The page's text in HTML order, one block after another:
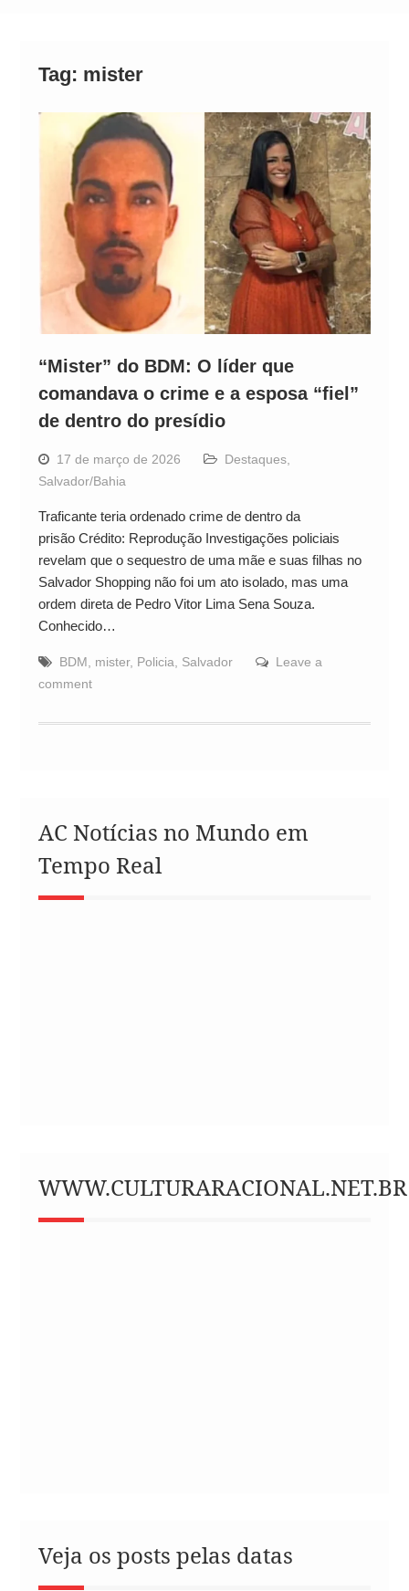
Tag: mister
“Mister” do BDM: O líder que
comandava o crime e a esposa “fiel”
de dentro do presídio
17 de março de 2026 Destaques,
Salvador/Bahia
Traficante teria ordenado crime de dentro da
prisão Crédito: Reprodução Investigações policiais
revelam que o sequestro de uma mãe e suas filhas no
Salvador Shopping não foi um ato isolado, mas uma
ordem direta de Pedro Vitor Lima Sena Souza.
Conhecido…
BDM mister, Policia Salvador
Leave a
comment
AC Notícias no Mundo em
Tempo Real
WWW.CULTURARACIONAL.NET.BR
Veja os posts pelas datas